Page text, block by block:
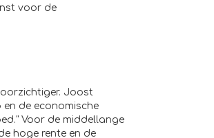
voor de
Joost
de economische
Voor de middellange
hoge rente en de